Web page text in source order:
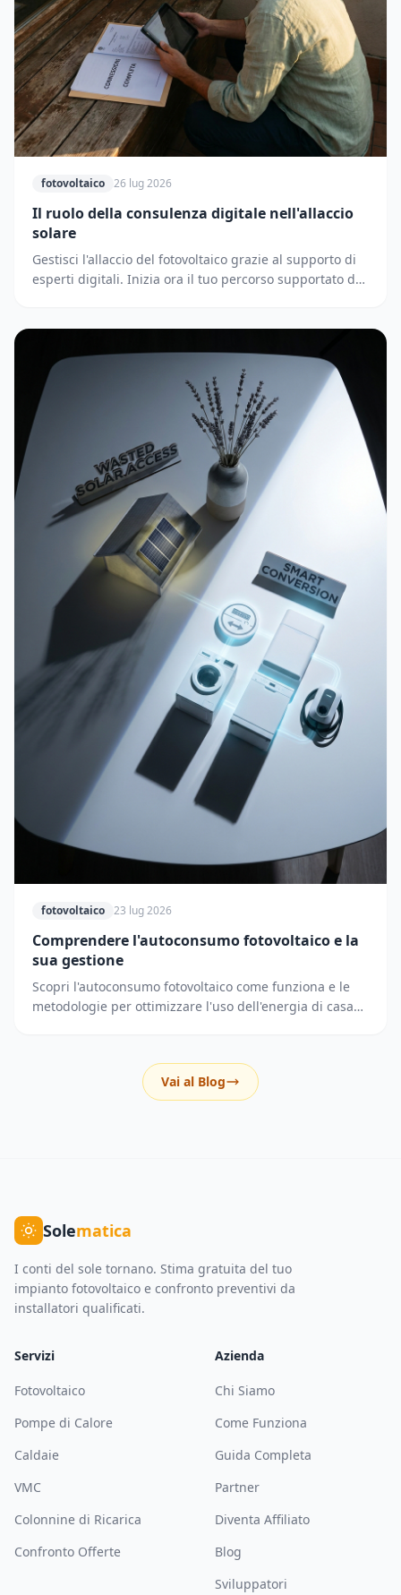
fotovoltaico 26 lug 2026
Il ruolo della consulenza digitale nell'allaccio
solare
Gestisci l'allaccio del fotovoltaico grazie al supporto di
esperti digitali. Inizia ora il tuo percorso supportato dai
fotovoltaico 23 lug 2026
Comprendere l'autoconsumo fotovoltaico e la
sua gestione
Scopri l'autoconsumo fotovoltaico come funziona e le
metodologie per ottimizzare l'uso dell'energia di casa
Vai al Blog
Solematica
I conti del sole tornano. Stima gratuita del tuo
impianto fotovoltaico e confronto preventivi da
installatori qualificati.
Servizi
Fotovoltaico
Pompe di Calore
Caldaie
VMC
Colonnine di Ricarica
Confronto Offerte
Azienda
Chi Siamo
Come Funziona
Guida Completa
Partner
Diventa Affiliato
Blog
Sviluppatori